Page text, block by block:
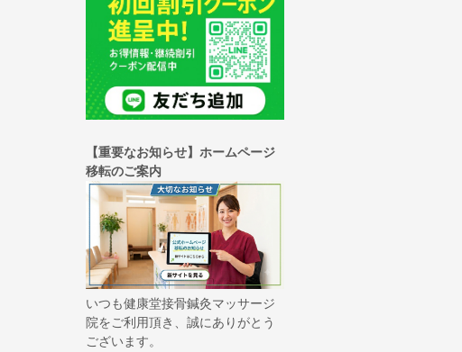
【重要なお知らせ】ホームページ
移転のご案内
いつも健康堂接骨鍼灸マッサージ
院をご利用頂き、誠にありがとう
ございます。